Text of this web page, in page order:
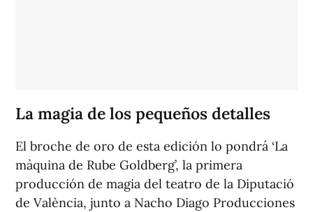
La magia de los pequeños detalles
El broche de oro de esta edición lo pondrá ‘La
màquina de Rube Goldberg’, la primera
producción de magia del teatro de la Diputació
de València, junto a Nacho Diago Producciones